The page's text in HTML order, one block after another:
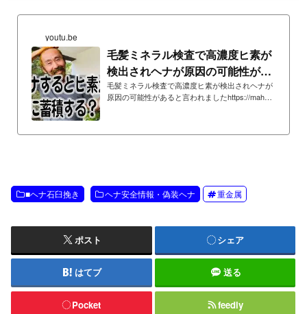
youtu.be
毛髪ミネラル検査で高濃度ヒ素が
検出されヘナが原因の可能性があ
ると言われました
毛髪ミネラル検査で高濃度ヒ素が検出されヘナが
原因の可能性があると言われましたhttps://mahara
■ヘナ石臼挽き ヘナ安全情報・偽装ヘナ 重金属
ポスト シェア
はてブ 送る
Pocket feedly